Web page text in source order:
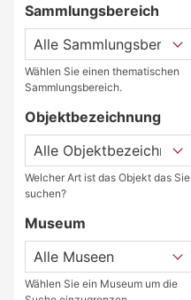
Sammlungsbereich
Wählen Sie einen thematischen
Sammlungsbereich.
Objektbezeichnung
Welcher Art ist das Objekt das Sie
suchen?
Museum
Wählen Sie ein Museum um die